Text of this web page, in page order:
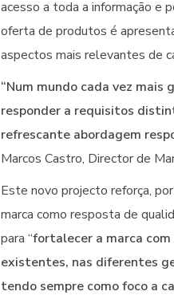
acesso a toda a informação e
oferta de produtos é
aspectos mais relevantes de
“Num mundo cada vez mais
responder a requisitos
refrescante abordagem
Marcos Castro, Director de
Este novo projecto reforça,
marca como resposta de
para “fortalecer a marca
existentes, nas diferentes
tendo sempre como foco a